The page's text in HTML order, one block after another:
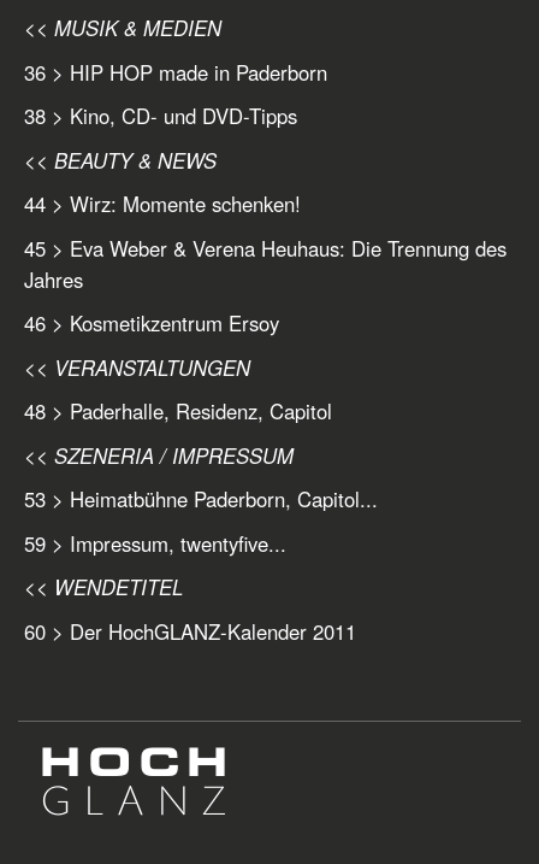
<< MUSIK & MEDIEN
36 > HIP HOP made in Paderborn
38 > Kino, CD- und DVD-Tipps
<< BEAUTY & NEWS
44 > Wirz: Momente schenken!
45 > Eva Weber & Verena Heuhaus: Die Trennung des
Jahres
46 > Kosmetikzentrum Ersoy
<< VERANSTALTUNGEN
48 > Paderhalle, Residenz, Capitol
<< SZENERIA / IMPRESSUM
53 > Heimatbühne Paderborn, Capitol...
59 > Impressum, twentyfive...
<< WENDETITEL
60 > Der HochGLANZ-Kalender 2011